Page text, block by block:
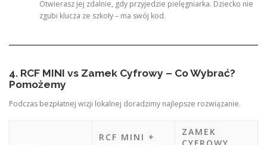
Otwierasz jej zdalnie, gdy przyjedzie pielęgniarka. Dziecko nie
zgubi klucza ze szkoły – ma swój kod.
4. RCF MINI vs Zamek Cyfrowy – Co Wybrać?
Pomożemy
Podczas bezpłatnej wizji lokalnej doradzimy najlepsze rozwiązanie.
RCF MINI +
ZAMEK